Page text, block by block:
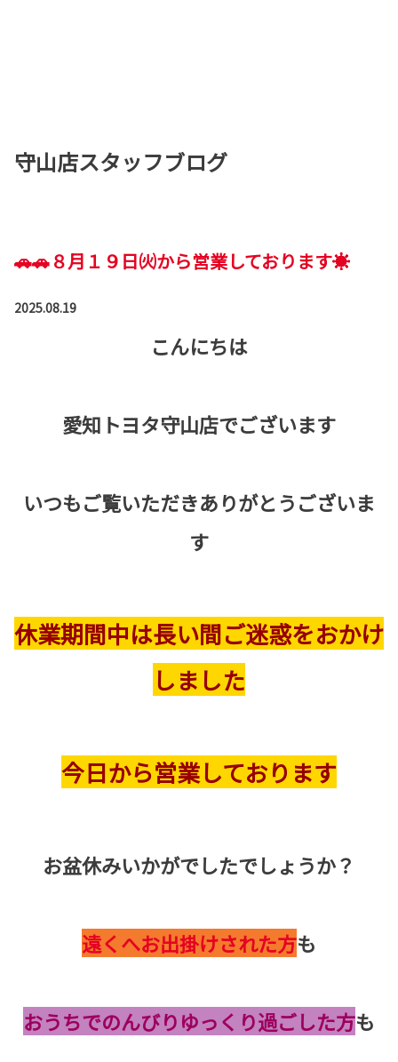
守山店スタッフブログ
🚗🚗８月１９日㈫から営業しております☀
2025.08.19
こんにちは
愛知トヨタ守山店でございます
いつもご覧いただきありがとうございま
す
休業期間中は長い間ご迷惑をおかけ
しました
今日から営業しております
お盆休みいかがでしたでしょうか？
遠くへお出掛けされた方も
おうちでのんびりゆっくり過ごした方も